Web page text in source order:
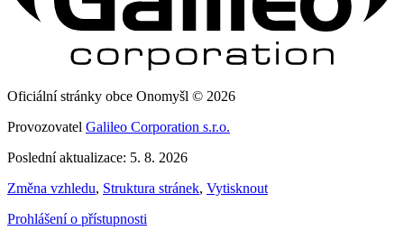
Oficiální stránky obce Onomyšl © 2026
Provozovatel Galileo Corporation s.r.o.
Poslední aktualizace: 5. 8. 2026
Změna vzhledu, Struktura stránek, Vytisknout
Prohlášení o přístupnosti